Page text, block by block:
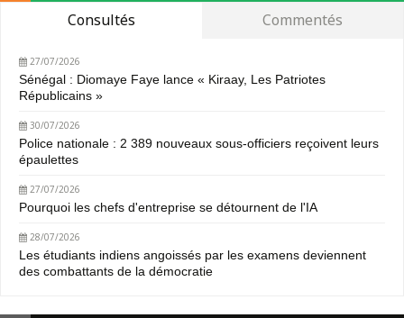
Consultés Commentés
27/07/2026
Sénégal : Diomaye Faye lance « Kiraay, Les Patriotes
Républicains »
30/07/2026
Police nationale : 2 389 nouveaux sous-officiers reçoivent leurs
épaulettes
27/07/2026
Pourquoi les chefs d'entreprise se détournent de l'IA
28/07/2026
Les étudiants indiens angoissés par les examens deviennent
des combattants de la démocratie